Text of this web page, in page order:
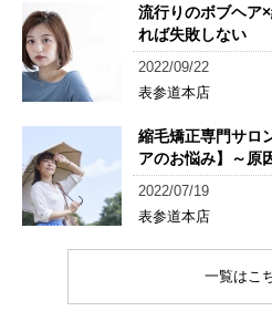
流行りのボブヘア
れば失敗しない
2022/09/22
表参道本店
縮毛矯正専門サロ
アのお悩み】～原
2022/07/19
表参道本店
一覧はこ